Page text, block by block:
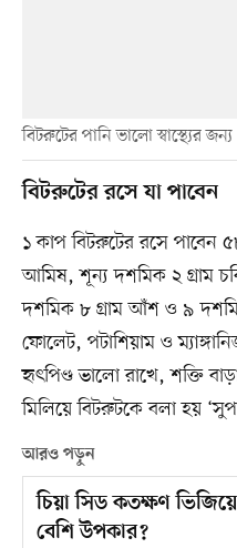
বিটরুটের পানি ভালো স্বাস্থ্যের জন্য
বিটরুটের রসে যা পাবেন
১ কাপ বিটরুটের রসে পাবেন
আমিষ, শূন্য দশমিক ২ গ্রাম
দশমিক ৮ গ্রাম আঁশ ও ৯
ফোলেট, পটাশিয়াম ও
হৃৎপিণ্ড ভালো রাখে, শক্তি
মিলিয়ে বিটরুটকে বলা হয়
আরও পড়ুন
চিয়া সিড কতক্ষণ
বেশি উপকার?